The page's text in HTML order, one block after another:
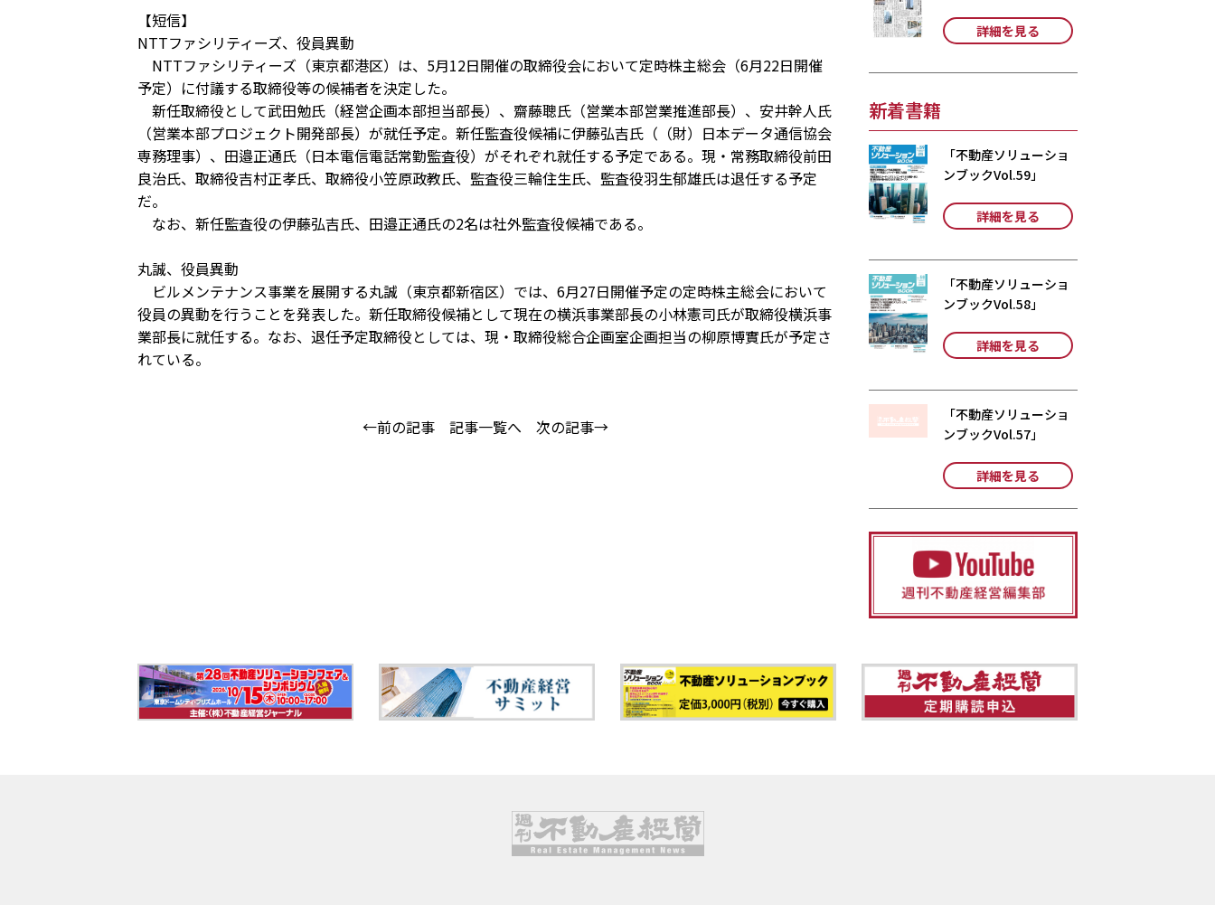
【短信】
NTTファシリティーズ、役員異動
NTTファシリティーズ（東京都港区）は、5月12日開催の取締役会において定時株主総会（6月22日開催
予定）に付議する取締役等の候補者を決定した。
新任取締役として武田勉氏（経営企画本部担当部長）、齋藤聰氏（営業本部営業推進部長）、安井幹人氏
（営業本部プロジェクト開発部長）が就任予定。新任監査役候補に伊藤弘吉氏（（財）日本データ通信協会
専務理事）、田邉正通氏（日本電信電話常勤監査役）がそれぞれ就任する予定である。現・常務取締役前田
良治氏、取締役吉村正孝氏、取締役小笠原政教氏、監査役三輪住生氏、監査役羽生郁雄氏は退任する予定
だ。
なお、新任監査役の伊藤弘吉氏、田邉正通氏の2名は社外監査役候補である。
丸誠、役員異動
ビルメンテナンス事業を展開する丸誠（東京都新宿区）では、6月27日開催予定の定時株主総会において
役員の異動を行うことを発表した。新任取締役候補として現在の横浜事業部長の小林憲司氏が取締役横浜事
業部長に就任する。なお、退任予定取締役としては、現・取締役総合企画室企画担当の柳原博實氏が予定さ
れている。
←前の記事 記事一覧へ 次の記事→
詳細を見る
新着書籍
「不動産ソリューショ
ンブックVol.59」
詳細を見る
「不動産ソリューショ
ンブックVol.58」
詳細を見る
「不動産ソリューショ
ンブックVol.57」
詳細を見る